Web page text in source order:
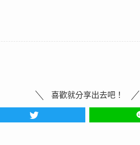
喜歡就分享出去吧！